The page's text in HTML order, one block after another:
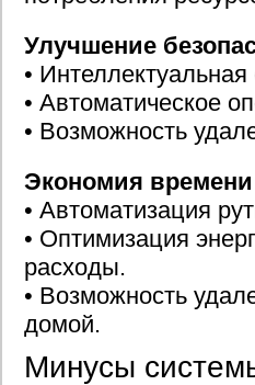
Улучшение
•
• Автоматическое
• Возможность
Экономия времени
• Автоматизация
• Оптимизация
расходы.
• Возможность
домой.
Минусы